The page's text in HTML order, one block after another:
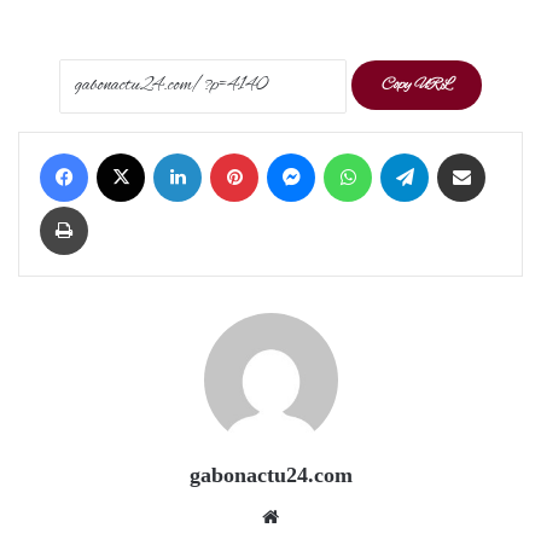
Copy URL
Facebook LinkedIn Pinterest Messenger WhatsApp Telegram
Print
gabonactu24.com